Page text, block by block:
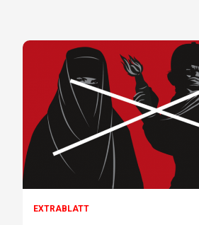
EXTRABLATT